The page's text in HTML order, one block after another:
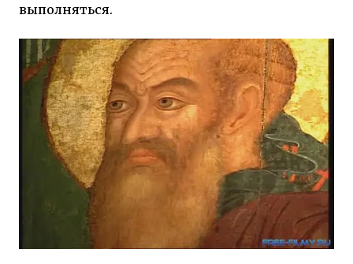
выполняться.